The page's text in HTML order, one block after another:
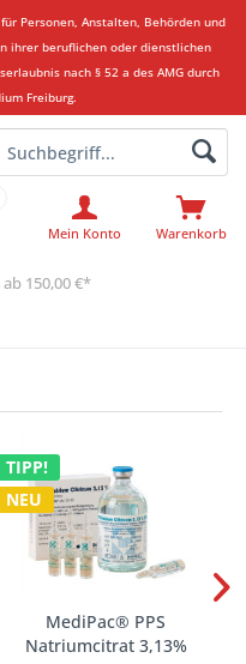
Personen, Anstalten, Behörden und
ihrer beruflichen oder dienstlichen
nach § 52 a des AMG durch
Freiburg.
150,00 €*
Warenkorb
Mein Konto
TIPP!
NEU
MediPac® PPS
Natriumcitrat 3,13%